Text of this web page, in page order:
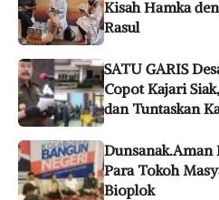
Kisah Hamka
Rasul
SATU GARIS
Copot Kajari
dan Tuntaskan
Dunsanak.Aman
Para Tokoh
Bioplok